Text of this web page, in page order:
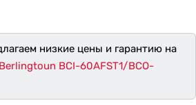
низкие цены и гарантию на
BCI-60AFST1/BCO-